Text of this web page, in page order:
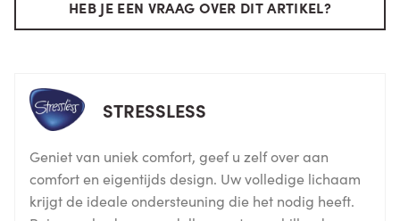
HEB JE EEN VRAAG OVER DIT ARTIKEL?
STRESSLESS
Geniet van uniek comfort, geef u zelf over aan
comfort en eigentijds design. Uw volledige lichaam
krijgt de ideale ondersteuning die het nodig heeft.